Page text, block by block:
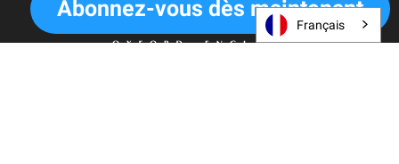
Abonnez-vous dès maintenant
Français